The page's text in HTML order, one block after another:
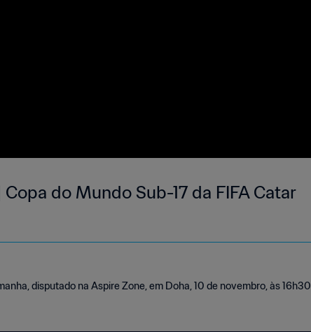
do Mundo Sub-17 da FIFA Catar
disputado na Aspire Zone, em Doha, 10 de novembro, às 16h30